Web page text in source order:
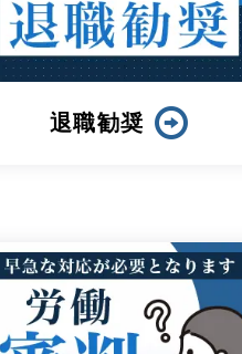
解雇問題・
整理解雇